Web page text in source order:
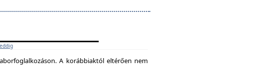
A korábbiaktól eltérően nem